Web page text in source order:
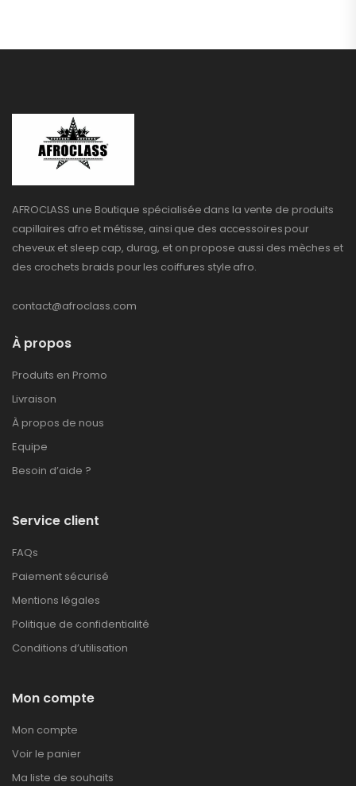
AFROCLASS une Boutique spécialisée dans la vente de produits
capillaires afro et métisse, ainsi que des accessoires pour
cheveux et sleep cap, durag, et on propose aussi des mèches et
des crochets braids pour les coiffures style afro.
contact@afroclass.com
À propos
Produits en Promo
Livraison
À propos de nous
Equipe
Besoin d’aide ?
Service client
FAQs
Paiement sécurisé
Mentions légales
Politique de confidentialité
Conditions d’utilisation
Mon compte
Mon compte
Voir le panier
Ma liste de souhaits